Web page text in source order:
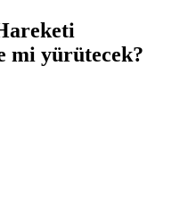
mi yürütecek?